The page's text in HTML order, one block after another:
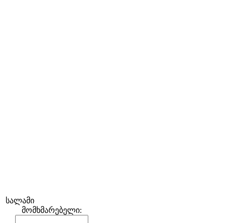
სალამი
მომხმარებელი: